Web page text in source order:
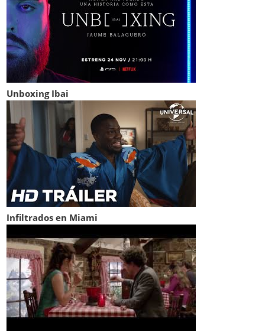
Unboxing Ibai
Infiltrados en Miami